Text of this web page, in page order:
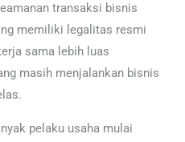
transaksi bisnis
memiliki legalitas resmi
sama lebih luas
masih menjalankan bisnis
pelaku usaha mulai